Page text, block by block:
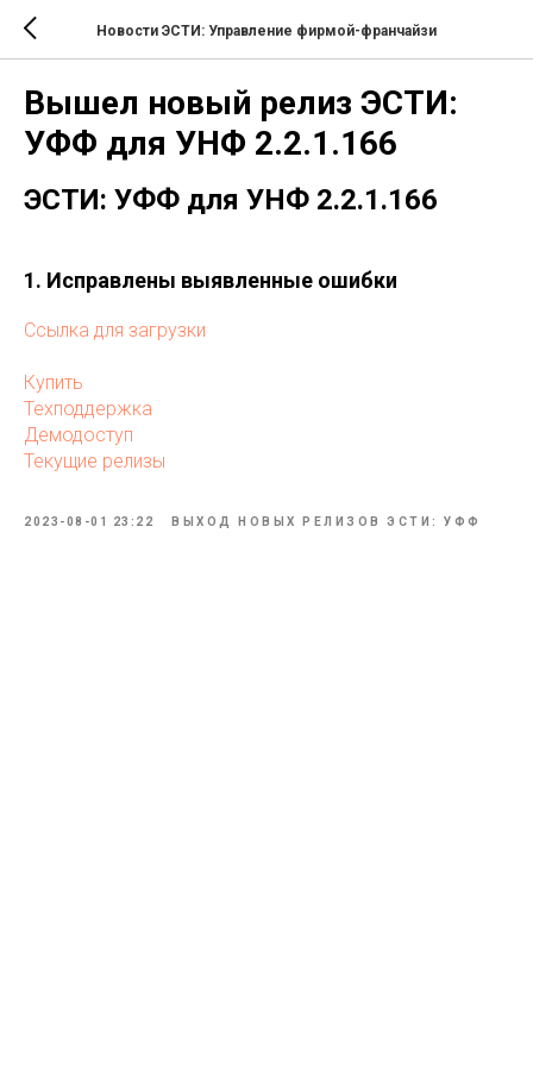
Новости ЭСТИ: Управление фирмой-франчайзи
Вышел новый релиз ЭСТИ:
УФФ для УНФ 2.2.1.166
ЭСТИ: УФФ для УНФ 2.2.1.166
1. Исправлены выявленные ошибки
Ссылка для загрузки
Купить
Техподдержка
Демодоступ
Текущие релизы
2023-08-01 23:22 ВЫХОД НОВЫХ РЕЛИЗОВ ЭСТИ: УФФ